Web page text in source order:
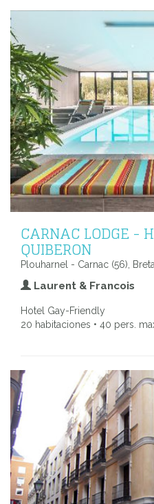
CARNAC LODGE -
QUIBERON
Plouharnel - Carnac (56),
Laurent & Francois
Hotel Gay-Friendly
20 habitaciones • 40 pers.